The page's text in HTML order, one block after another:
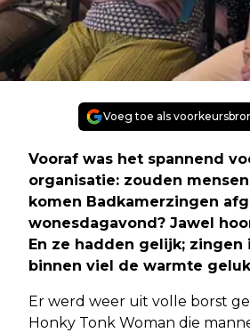
Voeg toe als
Vooraf was het spannend
organisatie: zouden
komen Badkamerzingen
wonesdagavond? Jawel
En ze hadden gelijk;
binnen viel de warmte
Er werd weer uit volle borst
Honky Tonk Woman die